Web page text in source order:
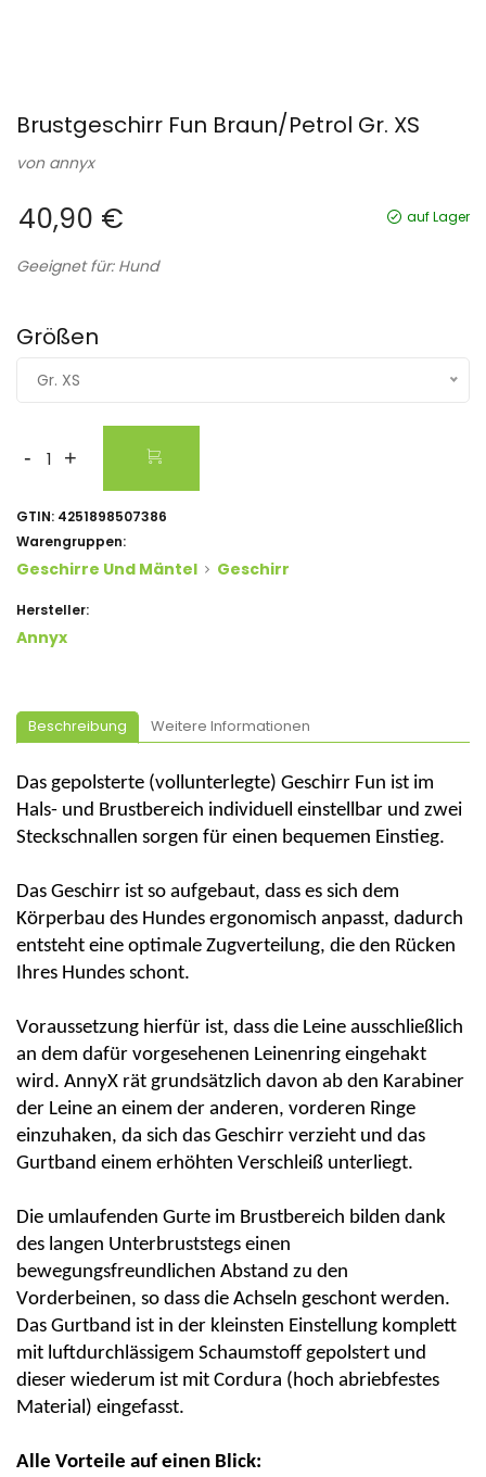
Brustgeschirr Fun Braun/Petrol Gr. XS
von annyx
40,90 € auf Lager
Geeignet für: Hund
Größen
Gr. XS
- +
GTIN: 4251898507386
Warengruppen:
Geschirre Und Mäntel Geschirr
Hersteller:
Annyx
Beschreibung Weitere Informationen
Das gepolsterte (vollunterlegte) Geschirr Fun ist im
Hals- und Brustbereich individuell einstellbar und zwei
Steckschnallen sorgen für einen bequemen Einstieg.
Das Geschirr ist so aufgebaut, dass es sich dem
Körperbau des Hundes ergonomisch anpasst, dadurch
entsteht eine optimale Zugverteilung, die den Rücken
Ihres Hundes schont.
Voraussetzung hierfür ist, dass die Leine ausschließlich
an dem dafür vorgesehenen Leinenring eingehakt
wird. AnnyX rät grundsätzlich davon ab den Karabiner
der Leine an einem der anderen, vorderen Ringe
einzuhaken, da sich das Geschirr verzieht und das
Gurtband einem erhöhten Verschleiß unterliegt.
Die umlaufenden Gurte im Brustbereich bilden dank
des langen Unterbruststegs einen
bewegungsfreundlichen Abstand zu den
Vorderbeinen, so dass die Achseln geschont werden.
Das Gurtband ist in der kleinsten Einstellung komplett
mit luftdurchlässigem Schaumstoff gepolstert und
dieser wiederum ist mit Cordura (hoch abriebfestes
Material) eingefasst.
Alle Vorteile auf einen Blick: